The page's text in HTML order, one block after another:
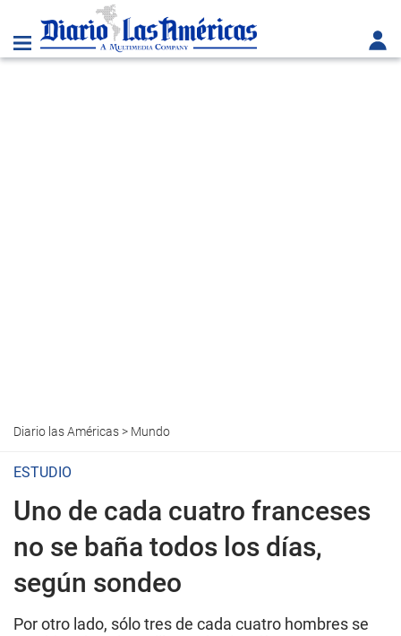
Diario las Américas> Mundo
ESTUDIO
Uno de cada cuatro franceses
no se baña todos los días,
según sondeo
Por otro lado, sólo tres de cada cuatro hombres se